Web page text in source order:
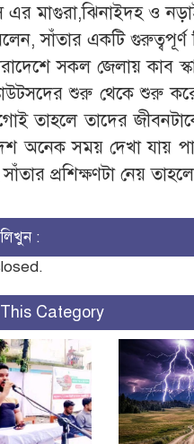
এর মাগুরা,ঝিনাইদহ ও
সাঁতার একটি গুরুত্বপূর্ণ
সকল জেলায় কাব
শুরু থেকে শুরু
তাহলে তাদের
অনেক সময় দেখা যায়
প্রশিক্ষণটা নেয়
:
Category